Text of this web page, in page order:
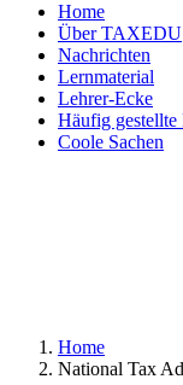
Home
Über TAXEDU
Nachrichten
Lernmaterial
Lehrer-Ecke
Häufig gestellte
Coole Sachen
Home
National Tax